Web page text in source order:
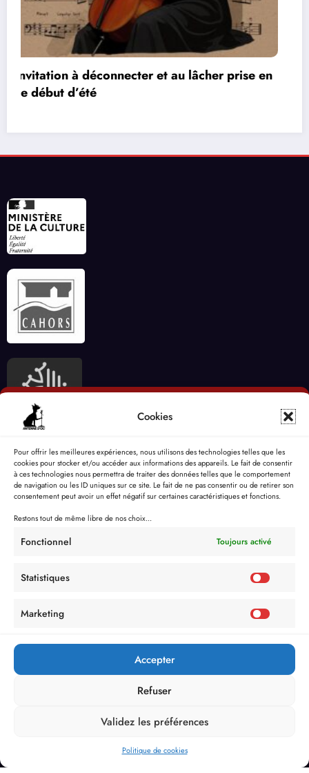
Cookies
Pour offrir les meilleures expériences, nous utilisons des technologies telles que les
cookies pour stocker et/ou accéder aux informations des appareils. Le fait de consentir
à ces technologies nous permettra de traiter des données telles que le comportement
de navigation ou les ID uniques sur ce site. Le fait de ne pas consentir ou de retirer son
consentement peut avoir un effet négatif sur certaines caractéristiques et fonctions.
Restons tout de même libre de nos choix...
Fonctionnel Toujours activé
Statistiques
Marketing
Accepter
Refuser
Validez les préférences
Politique de cookies
Les réseaux de communication entre les
vidéos